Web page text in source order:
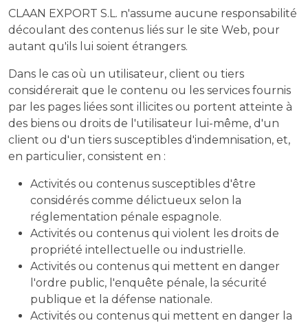
CLAAN EXPORT S.L. n'assume aucune responsabilité
découlant des contenus liés sur le site Web, pour
autant qu'ils lui soient étrangers.
Dans le cas où un utilisateur, client ou tiers
considérerait que le contenu ou les services fournis
par les pages liées sont illicites ou portent atteinte à
des biens ou droits de l'utilisateur lui-même, d'un
client ou d'un tiers susceptibles d'indemnisation, et,
en particulier, consistent en :
Activités ou contenus susceptibles d'être
considérés comme délictueux selon la
réglementation pénale espagnole.
Activités ou contenus qui violent les droits de
propriété intellectuelle ou industrielle.
Activités ou contenus qui mettent en danger
l'ordre public, l'enquête pénale, la sécurité
publique et la défense nationale.
Activités ou contenus qui mettent en danger la